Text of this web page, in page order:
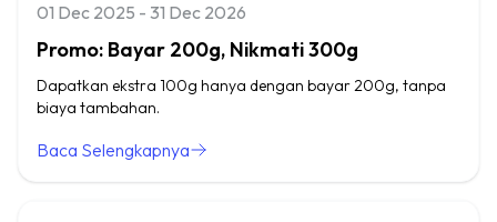
01 Dec 2025 - 31 Dec 2026
Promo: Bayar 200g, Nikmati 300g
Dapatkan ekstra 100g hanya dengan bayar 200g, tanpa
biaya tambahan.
Baca Selengkapnya